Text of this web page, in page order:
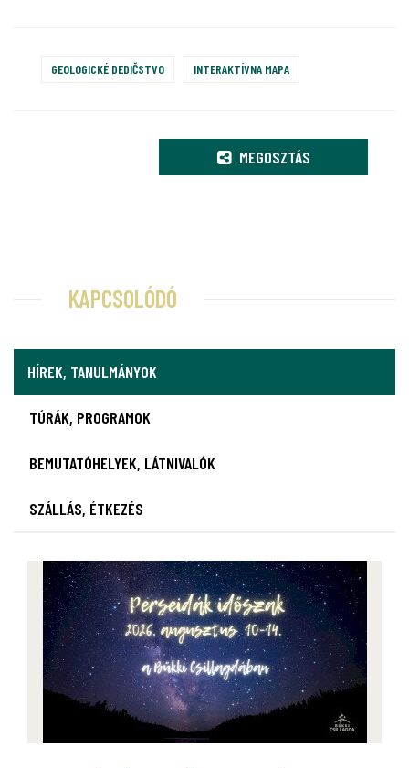
GEOLOGICKÉ DEDIČSTVO INTERAKTÍVNA MAPA
MEGOSZTÁS
KAPCSOLÓDÓ
HÍREK, TANULMÁNYOK
TÚRÁK, PROGRAMOK
BEMUTATÓHELYEK, LÁTNIVALÓK
SZÁLLÁS, ÉTKEZÉS